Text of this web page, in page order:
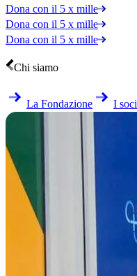
Dona con il 5 x mille
Dona con il 5 x mille
Dona con il 5 x mille
Chi siamo
La Fondazione I soci